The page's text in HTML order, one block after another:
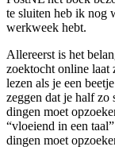
te sluiten heb ik nog
werkweek hebt.
Allereerst is het
zoektocht online laat
lezen als je een
zeggen dat je half zo
dingen moet
“vloeiend in een
dingen moet